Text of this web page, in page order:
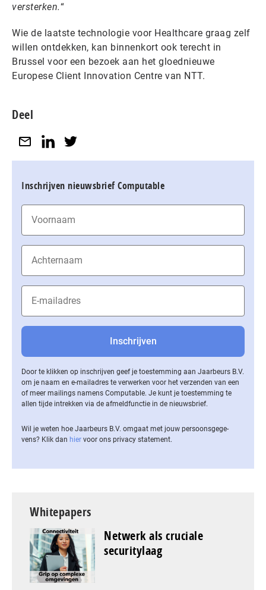
versterken.“
Wie de laatste technologie voor Healthcare graag zelf
willen ontdekken, kan binnenkort ook terecht in
Brussel voor een bezoek aan het gloednieuwe
Europese Client Innovation Centre van NTT.
Deel
Inschrijven nieuwsbrief Computable
Door te klikken op inschrijven geef je toestemming aan Jaarbeurs B.V.
om je naam en e-mailadres te verwerken voor het verzenden van een
of meer mailings namens Computable. Je kunt je toestemming te
allen tijde intrekken via de af­meld­func­tie in de nieuwsbrief.
Wil je weten hoe Jaarbeurs B.V. omgaat met jouw per­soons­ge­ge­
vens? Klik dan hier voor ons privacy statement.
Whitepapers
Netwerk als cruciale
securitylaag